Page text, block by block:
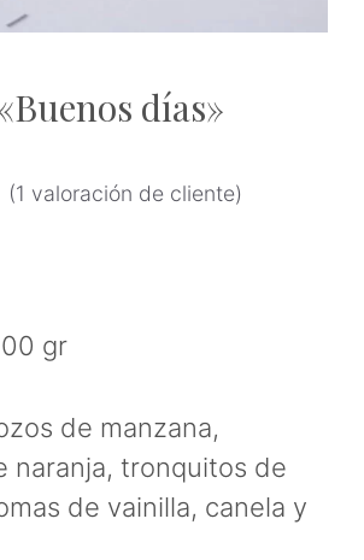
días»
(1 valoración de cliente)
gr
de manzana,
naranja, tronquitos de
de vainilla, canela y